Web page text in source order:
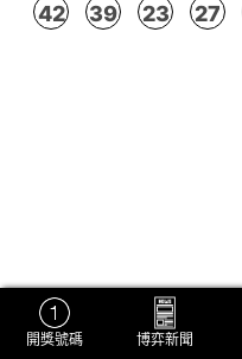
42 39 23 27
開獎號碼 博弈新聞